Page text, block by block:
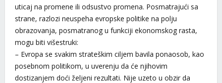
uticaj na promene ili odsustvo promena. Posmatrajući sa
strane, razlozi neuspeha evropske politike na polju
obrazovanja, posmatranog u funkciji ekonomskog rasta,
mogu biti višestruki:
– Evropa se svakim strateškim ciljem bavila ponaosob, kao
posebnom politikom, u uverenju da će njihovim
dostizanjem doći željeni rezultati. Nije uzeto u obzir da